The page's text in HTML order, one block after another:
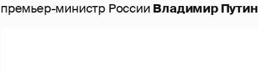
премьер-министр России Владимир Путин